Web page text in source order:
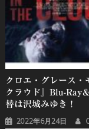
クロエ・グレース・
クラウド』Blu-
替は沢城みゆき！
2022年6月24日